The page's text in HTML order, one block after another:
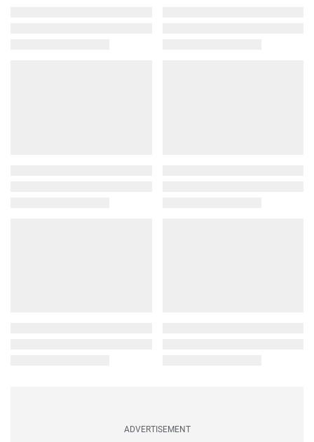
ADVERTISEMENT